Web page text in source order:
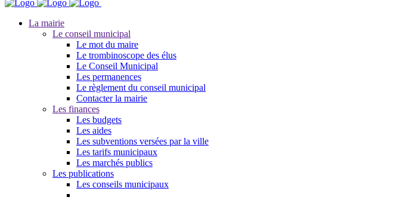
La mairie
Le conseil municipal
Le mot du maire
Le trombinoscope des élus
Le Conseil Municipal
Les permanences
Le règlement du conseil municipal
Contacter la mairie
Les finances
Les budgets
Les aides
Les subventions versées par la ville
Les tarifs municipaux
Les marchés publics
Les publications
Les conseils municipaux